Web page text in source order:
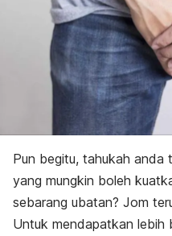
Pun begitu, tahukah anda
yang mungkin boleh
sebarang ubatan? Jom
Untuk mendapatkan lebih